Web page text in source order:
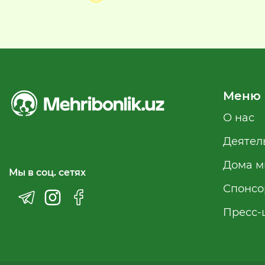
Мы в соц. сетях
Меню
О нас
Дома
Пресс-